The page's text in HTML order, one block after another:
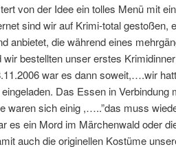
von der Idee ein tolles Menü mit
sind wir auf Krimi-total gestoßen,
anbietet, die während eines
wir bestellten unser erstes
war es dann soweit,….wir
Das Essen in
waren sich einig ,…..”das muss
es ein Mord im Märchenwald oder
auch die originellen Kostüme